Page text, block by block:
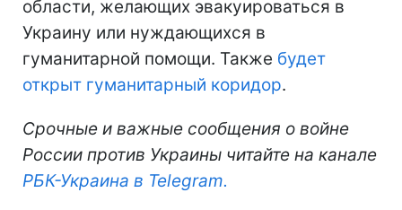
области, желающих эвакуироваться в
Украину или нуждающихся в
гуманитарной помощи. Также будет
открыт гуманитарный коридор.
Срочные и важные сообщения о войне
России против Украины читайте на канале
РБК-Украина в Telegram.